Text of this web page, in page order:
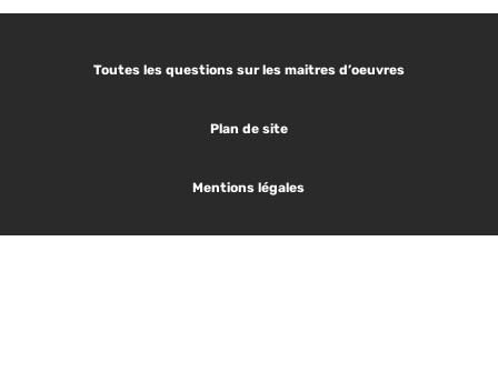
Toutes les questions sur les maitres d’oeuvres
Plan de site
Mentions légales